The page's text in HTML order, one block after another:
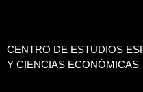
CENTRO DE ESTUDIOS
Y CIENCIAS ECONÓMICAS